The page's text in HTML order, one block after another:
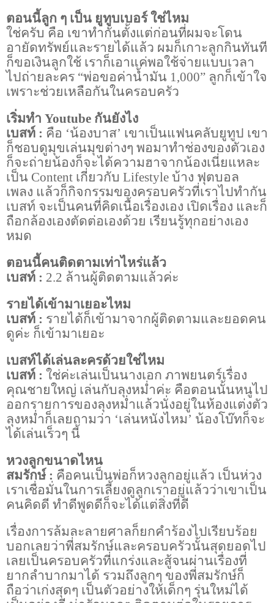
ตอนนี้ลูก ๆ เป็น ยูทูบเบอร์ ใช่ไหม
ใช่ครับ คือ เขาทำกันตั้งแต่ก่อนที่ผมจะโดน
อายัดทรัพย์และรายได้แล้ว ผมก็เกาะลูกกินทันที
ก็ขอเงินลูกใช้ เราก็เอาแค่พอใช้จ่ายแบบเวลา
ไปถ่ายละคร “พ่อขอค่าน้ำมัน 1,000” ลูกก็เข้าใจ
เพราะช่วยเหลือกันในครอบครัว
เริ่มทำ Youtube กันยังไง
เบสท์ : คือ ‘น้องบาส’ เขาเป็นแฟนคลับยูทูป เขา
ก็ชอบดูมุขเล่นมุขต่างๆ พอมาทำช่องของตัวเอง
ก็จะถ่ายน้องก็จะได้ความฮาจากน้องเนี่ยแหละ
เป็น Content เกี่ยวกับ Lifestyle บ้าง ฟุตบอล
เพลง แล้วก็กิจกรรมของครอบครัวที่เราไปทำกัน
เบสท์ จะเป็นคนที่คิดเนื้อเรื่องเอง เปิดเรื่อง และก็
ถือกล้องเองตัดต่อเองด้วย เรียนรู้ทุกอย่างเอง
หมด
ตอนนี้คนติดตามเท่าไหร่แล้ว
เบสท์ : 2.2 ล้านผู้ติดตามแล้วค่ะ
รายได้เข้ามาเยอะไหม
เบสท์ : รายได้ก็เข้ามาจากผู้ติดตามและยอดคน
ดูค่ะ ก็เข้ามาเยอะ
เบสท์ได้เล่นละครด้วยใช่ไหม
เบสท์ : ใช่ค่ะเล่นเป็นนางเอก ภาพยนตร์เรื่อง
คุณชายใหญ่ เล่นกับลุงหม่ำค่ะ คือตอนนั้นหนูไป
ออกรายการของลุงหม่ำแล้วนั่งอยู่ในห้องแต่งตัว
ลุงหม่ำก็เลยถามว่า ‘เล่นหนังไหม’ น้องโบ๊ทก็จะ
ได้เล่นเร็วๆ นี้
หวงลูกขนาดไหน
สมรักษ์ : คือคนเป็นพ่อก็หวงลูกอยู่แล้ว เป็นห่วง
เราเชื่อมั่นในการเลี้ยงดูลูกเราอยู่แล้วว่าเขาเป็น
คนคิดดี ทำดีพูดดีก็จะได้แต่สิ่งที่ดี
เรื่องการล้มละลายศาลก็ยกคำร้องไปเรียบร้อย
บอกเลยว่าพี่สมรักษ์และครอบครัวนั้นสุดยอดไป
เลยเป็นครอบครัวที่แกร่งและสู้จนผ่านเรื่องที่
ยากลำบากมาได้ รวมถึงลูกๆ ของพี่สมรักษ์ก็
ถือว่าเก่งสุดๆ เป็นตัวอย่างให้เด็กๆ รุ่นใหม่ได้